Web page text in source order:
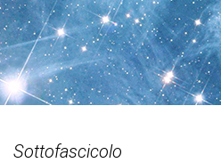
Sottofascicolo